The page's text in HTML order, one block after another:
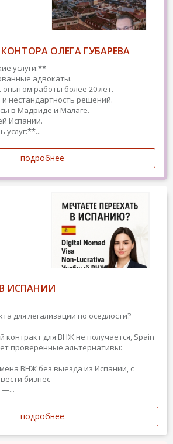
ОЛЕГА ГУБАРЕВА
услуги:**
адвокаты.
работы более 20 лет.
и нестандартность решений.
в Мадриде и Малаге.
Испании.
услуг:**...
подробнее
ИСПАНИИ
для легализации по оседлости?
контракт для ВНЖ не получается, Spain
проверенные альтернативы:
ВНЖ без выезда из Испании, с
бизнес
—...
подробнее